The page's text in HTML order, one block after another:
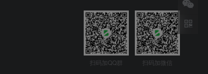
扫码加QQ群 扫码加微信